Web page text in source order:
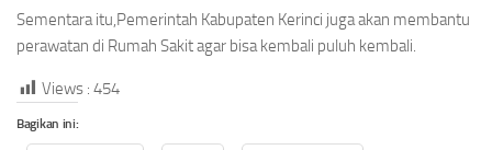
Sementara itu,Pemerintah Kabupaten Kerinci juga akan membantu
perawatan di Rumah Sakit agar bisa kembali puluh kembali.
Views : 454
Bagikan ini: